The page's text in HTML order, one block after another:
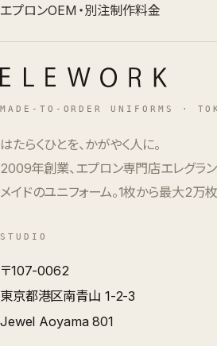
エプロンOEM・別注制作料金
MADE-TO-ORDER UNIFORMS ·
はたらくひとを、かがやく人に。
2009年創業、エプロン専門店エレグラ
メイドのユニフォーム。1枚から最大2万
STUDIO
〒107-0062
東京都港区南青山 1-2-3
Jewel Aoyama 801